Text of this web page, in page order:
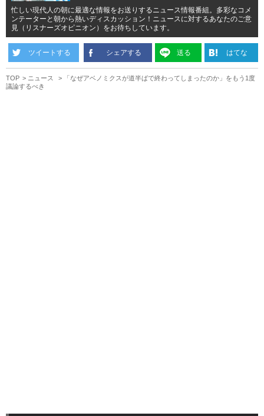
忙しい現代人の朝に最適な情報をお送りするニュース情報番組。多彩なコメ
ンテーターと朝から熱いディスカッション！ニュースに対するあなたのご意
見（リスナーズオピニオン）をお待ちしています。
ツイートする シェアする 送る はてな
TOP ニュース
「なぜアベノミクスが道半ばで終わってしまったのか」をもう1度
議論するべき